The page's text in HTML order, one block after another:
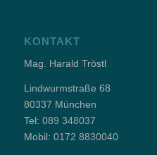
KONTAKT
Mag. Harald Tröstl
Lindwurmstraße 68
80337 München
Tel: 089 348037
Mobil: 0172 8830040